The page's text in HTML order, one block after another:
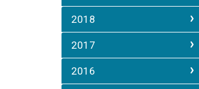
2018
2017
2016